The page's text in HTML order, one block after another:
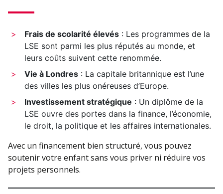
Frais de scolarité élevés : Les programmes de la
LSE sont parmi les plus réputés au monde, et
leurs coûts suivent cette renommée.
Vie à Londres : La capitale britannique est l’une
des villes les plus onéreuses d’Europe.
Investissement stratégique : Un diplôme de la
LSE ouvre des portes dans la finance, l’économie,
le droit, la politique et les affaires internationales.
Avec un financement bien structuré, vous pouvez
soutenir votre enfant sans vous priver ni réduire vos
projets personnels.